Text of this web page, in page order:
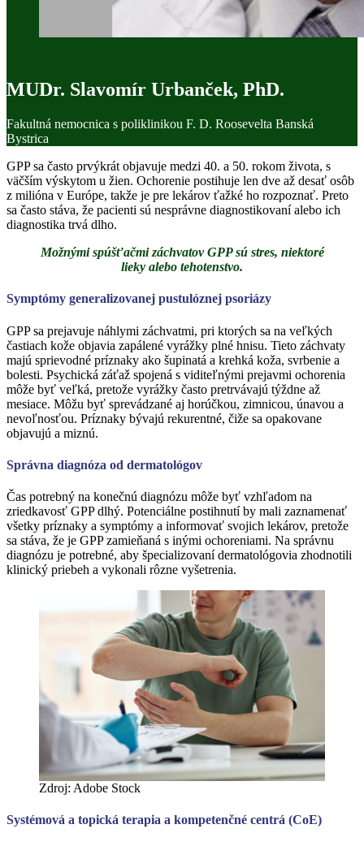
MUDr. Slavomír Urbanček, PhD.
Fakultná nemocnica s poliklinikou F. D. Roosevelta Banská
Bystrica
GPP sa často prvýkrát objavuje medzi 40. a 50. rokom života, s
väčším výskytom u žien. Ochorenie postihuje len dve až desať osôb
z milióna v Európe, takže je pre lekárov ťažké ho rozpoznať. Preto
sa často stáva, že pacienti sú nesprávne diagnostikovaní alebo ich
diagnostika trvá dlho.
Možnými spúšťačmi záchvatov GPP sú stres, niektoré
lieky alebo tehotenstvo.
Symptómy generalizovanej pustulóznej psoriázy
GPP sa prejavuje náhlymi záchvatmi, pri ktorých sa na veľkých
častiach kože objavia zapálené vyrážky plné hnisu. Tieto záchvaty
majú sprievodné príznaky ako šupinatá a krehká koža, svrbenie a
bolesti. Psychická záťaž spojená s viditeľnými prejavmi ochorenia
môže byť veľká, pretože vyrážky často pretrvávajú týždne až
mesiace. Môžu byť sprevádzané aj horúčkou, zimnicou, únavou a
nevoľnosťou. Príznaky bývajú rekurentné, čiže sa opakovane
objavujú a miznú.
Správna diagnóza od dermatológov
Čas potrebný na konečnú diagnózu môže byť vzhľadom na
zriedkavosť GPP dlhý. Potenciálne postihnutí by mali zaznamenať
všetky príznaky a symptómy a informovať svojich lekárov, pretože
sa stáva, že je GPP zamieňaná s inými ochoreniami. Na správnu
diagnózu je potrebné, aby špecializovaní dermatológovia zhodnotili
klinický priebeh a vykonali rôzne vyšetrenia.
Zdroj: Adobe Stock
Systémová a topická terapia a kompetenčné centrá (CoE)